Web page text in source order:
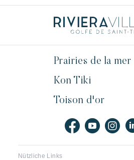
Prairies de la mer
Kon Tiki
Toison d'or
Nützliche Links